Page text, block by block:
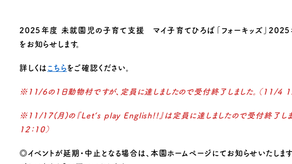
2025年度 未就園児の子育て支援 マイ子育てひろば「フォーキッズ」
をお知らせします。
詳しくは こちらをご確認ください。
※11/6の1日動物村ですが、定員に達しましたので受付終了しました。（11/4
※11/17(月)の『Let’s play English!!』は定員に達しましたので受付終了し
12：10）
◎イベントが延期・中止となる場合は、本園ホームページにてお知らせいたしま